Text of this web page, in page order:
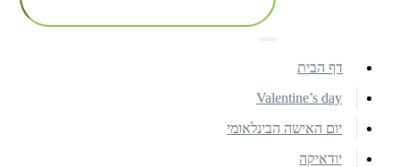
דף הבית
Valentine’s day
יום האישה הבינלאומי
יודאיקה